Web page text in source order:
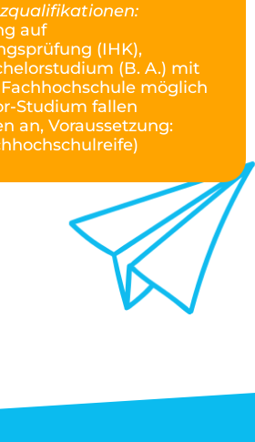
auf
(IHK),
(B. A.) mit
möglich
Studium fallen
an, Voraussetzung: